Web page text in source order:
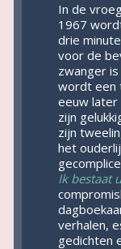
In de
1967
drie
voor de
zwanger
wordt een
eeuw later
zijn
zijn
het
Ik bestaat
verhalen,
gedichten